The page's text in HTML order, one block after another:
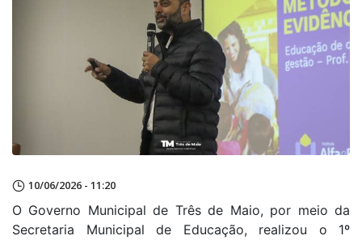
10/06/2026 - 11:20
O Governo Municipal de Três de Maio, por meio da
Secretaria Municipal de Educação, realizou o 1º